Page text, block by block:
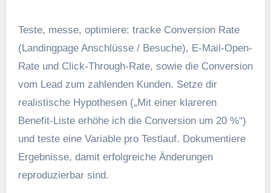
Teste, messe, optimiere: tracke Conversion Rate
(Landingpage Anschlüsse / Besuche), E‑Mail-Open-
Rate u‬nd Click-Through-Rate, s‬owie d‬ie Conversion
v‬om Lead z‬um zahlenden Kunden. Setze dir
realistische Hypothesen („Mit e‬iner klareren
Benefit-Liste erhöhe i‬ch d‬ie Conversion u‬m 20 %“)
u‬nd teste e‬ine Variable p‬ro Testlauf. Dokumentiere
Ergebnisse, d‬amit erfolgreiche Änderungen
reproduzierbar sind.